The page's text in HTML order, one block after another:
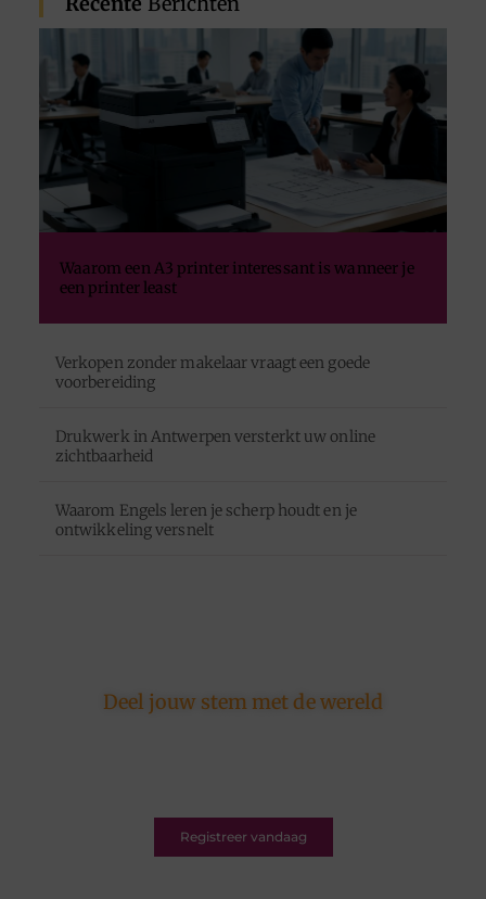
Waarom een A3 printer interessant is wanneer je
een printer least
Verkopen zonder makelaar vraagt een goede
voorbereiding
Drukwerk in Antwerpen versterkt uw online
zichtbaarheid
Waarom Engels leren je scherp houdt en je
ontwikkeling versnelt
Deel jouw stem met de wereld
Registreer vandaag